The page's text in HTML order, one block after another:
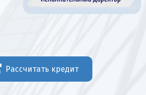
Рассчитать кредит